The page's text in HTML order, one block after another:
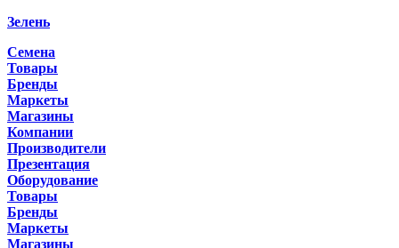
Зелень
Семена
Товары
Бренды
Маркеты
Магазины
Компании
Производители
Презентация
Оборудование
Товары
Бренды
Маркеты
Магазины